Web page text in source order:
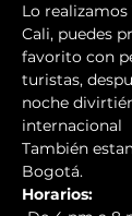
Lo
Cali, puedes
favorito con
turistas,
noche
internacional
También
Bogotá.
Horarios: